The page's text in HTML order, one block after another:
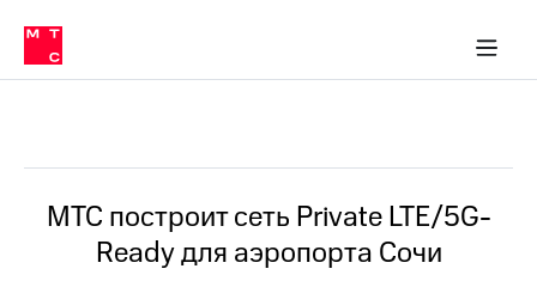
Медиа-центр
и акционерам
Устойчивое развитие
Комплаенс и деловая этика
компании
Карьера
История
компании
в МТС
Пресс-
релизы
МТС построит сеть Private LTE/5G-
Ready для аэропорта Сочи